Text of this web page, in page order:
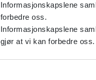
Informasjonskapslene
forbedre oss.
Informasjonskapslene
gjør at vi kan forbedre oss.